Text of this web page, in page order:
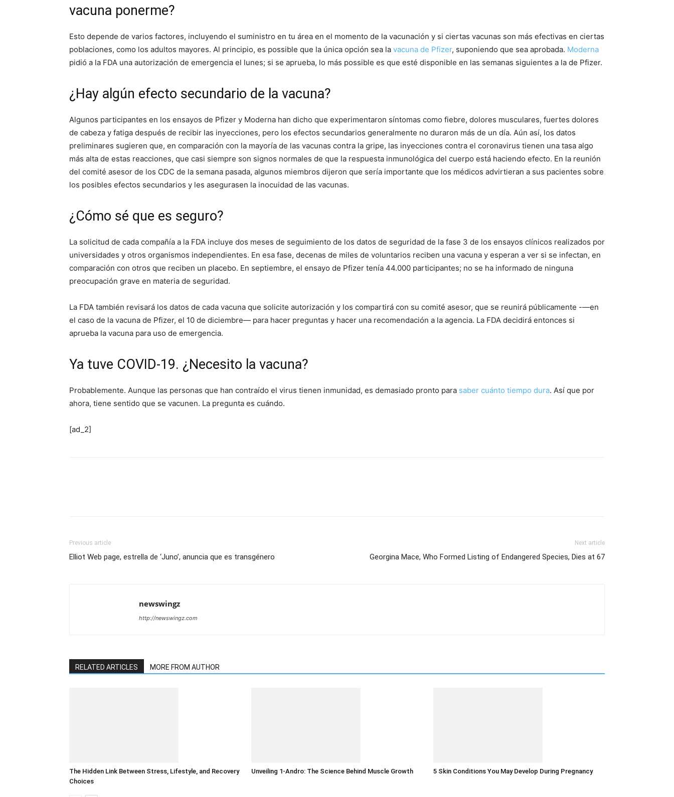
vacuna ponerme?
Esto depende de varios factores, incluyendo el suministro en tu área en el momento de la vacunación y si ciertas vacunas son más efectivas en ciertas
poblaciones, como los adultos mayores. Al principio, es possible que la única opción sea la vacuna de Pfizer, suponiendo que sea aprobada. Moderna
pidió a la FDA una autorización de emergencia el lunes; si se aprueba, lo más possible es que esté disponible en las semanas siguientes a la de Pfizer.
¿Hay algún efecto secundario de la vacuna?
Algunos participantes en los ensayos de Pfizer y Moderna han dicho que experimentaron síntomas como fiebre, dolores musculares, fuertes dolores
de cabeza y fatiga después de recibir las inyecciones, pero los efectos secundarios generalmente no duraron más de un día. Aún así, los datos
preliminares sugieren que, en comparación con la mayoría de las vacunas contra la gripe, las inyecciones contra el coronavirus tienen una tasa algo
más alta de estas reacciones, que casi siempre son signos normales de que la respuesta inmunológica del cuerpo está haciendo efecto. En la reunión
del comité asesor de los CDC de la semana pasada, algunos miembros dijeron que sería importante que los médicos advirtieran a sus pacientes sobre
los posibles efectos secundarios y les asegurasen la inocuidad de las vacunas.
¿Cómo sé que es seguro?
La solicitud de cada compañía a la FDA incluye dos meses de seguimiento de los datos de seguridad de la fase 3 de los ensayos clínicos realizados por
universidades y otros organismos independientes. En esa fase, decenas de miles de voluntarios reciben una vacuna y esperan a ver si se infectan, en
comparación con otros que reciben un placebo. En septiembre, el ensayo de Pfizer tenía 44.000 participantes; no se ha informado de ninguna
preocupación grave en materia de seguridad.
La FDA también revisará los datos de cada vacuna que solicite autorización y los compartirá con su comité asesor, que se reunirá públicamente -—en
el caso de la vacuna de Pfizer, el 10 de diciembre— para hacer preguntas y hacer una recomendación a la agencia. La FDA decidirá entonces si
aprueba la vacuna para uso de emergencia.
Ya tuve COVID-19. ¿Necesito la vacuna?
Probablemente. Aunque las personas que han contraído el virus tienen inmunidad, es demasiado pronto para saber cuánto tiempo dura. Así que por
ahora, tiene sentido que se vacunen. La pregunta es cuándo.
[ad_2]
Previous article
Elliot Web page, estrella de ‘Juno’, anuncia que es transgénero
Next article
Georgina Mace, Who Formed Listing of Endangered Species, Dies at 67
newswingz
http://newswingz.com
RELATED ARTICLES MORE FROM AUTHOR
The Hidden Link Between Stress, Lifestyle, and Recovery
Choices
Unveiling 1-Andro: The Science Behind Muscle Growth 5 Skin Conditions You May Develop During Pregnancy